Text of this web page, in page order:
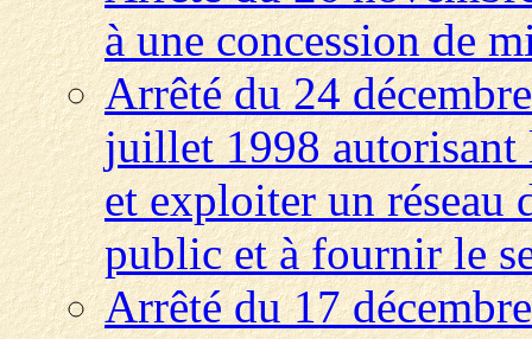
à une concession de
Arrêté du 24
juillet 1998 autorisant
et exploiter un réseau
public et à fournir le
Arrêté du 17